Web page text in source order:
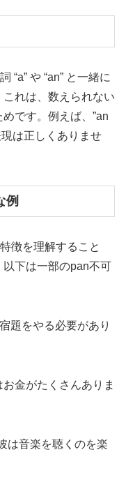
“a” や “an” と一緒に
れは、数えられない
です。例えば、”an
は正しくありませ
例
徴を理解すること
下は一部のpan不可
題をやる必要があり
お金がたくさんありま
は音楽を聴くのを楽